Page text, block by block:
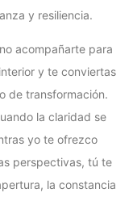
y resiliencia.
acompañarte para
y te conviertas
de transformación.
la claridad se
yo te ofrezco
perspectivas, tú te
la constancia